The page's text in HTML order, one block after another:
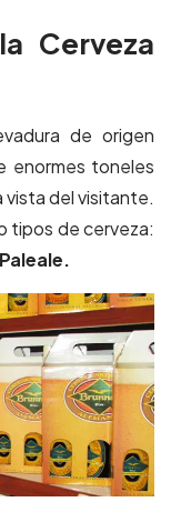
Cerveza
de origen
enormes toneles
vista del visitante.
tipos de cerveza: